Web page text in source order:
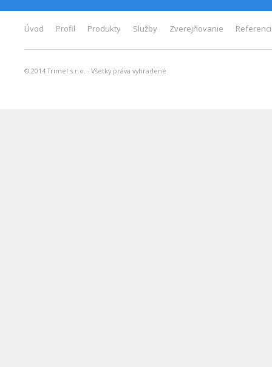
Úvod Profil Produkty Služby Zverejňovanie
© 2014 Trimel s.r.o. - Všetky práva vyhradené